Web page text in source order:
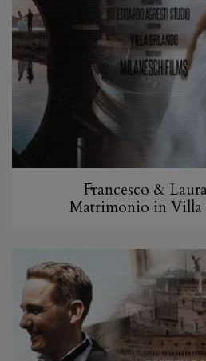
Francesco &
Matrimonio in Villa